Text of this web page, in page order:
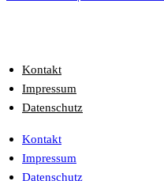
Kontakt
Impressum
Datenschutz
Kontakt
Impressum
Datenschutz